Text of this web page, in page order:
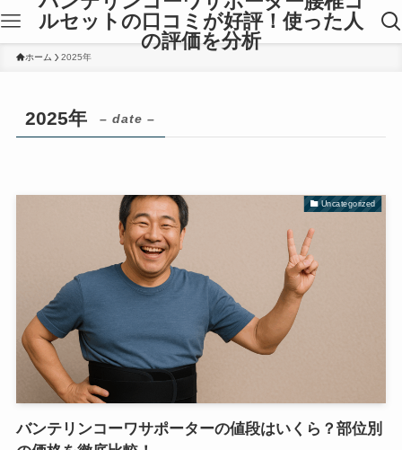
ルセットの口コミが好評！使った人
の評価を分析
ホーム 2025年
2025年 – date –
Uncategorized
バンテリンコーワサポーターの値段はいくら？部位別